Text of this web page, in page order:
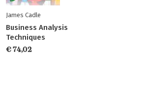
James Cadle
Business Analysis
Techniques
€ 74,02